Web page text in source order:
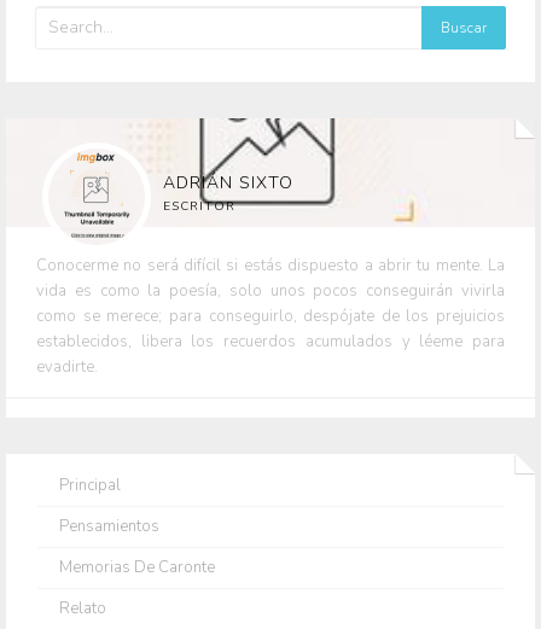
ADRIÁN SIXTO
ESCRITOR
Conocerme no será difícil si estás dispuesto a abrir tu mente. La
vida es como la poesía, solo unos pocos conseguirán vivirla
como se merece; para conseguirlo, despójate de los prejuicios
establecidos, libera los recuerdos acumulados y léeme para
evadirte.
Principal
Pensamientos
Memorias De Caronte
Relato